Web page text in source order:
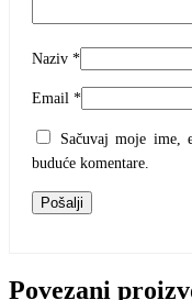
Naziv *
Email *
Sačuvaj moje ime,
buduće komentare.
Povezani